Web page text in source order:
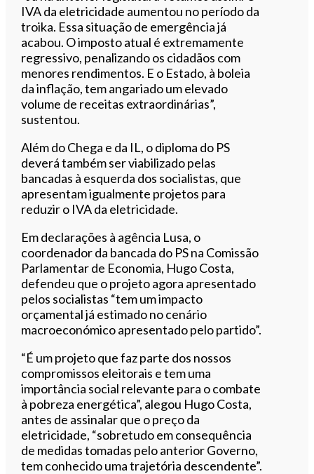
IVA da eletricidade aumentou no período da
troika. Essa situação de emergência já
acabou. O imposto atual é extremamente
regressivo, penalizando os cidadãos com
menores rendimentos. E o Estado, à boleia
da inflação, tem angariado um elevado
volume de receitas extraordinárias”,
sustentou.
Além do Chega e da IL, o diploma do PS
deverá também ser viabilizado pelas
bancadas à esquerda dos socialistas, que
apresentam igualmente projetos para
reduzir o IVA da eletricidade.
Em declarações à agência Lusa, o
coordenador da bancada do PS na Comissão
Parlamentar de Economia, Hugo Costa,
defendeu que o projeto agora apresentado
pelos socialistas “tem um impacto
orçamental já estimado no cenário
macroeconómico apresentado pelo partido”.
“É um projeto que faz parte dos nossos
compromissos eleitorais e tem uma
importância social relevante para o combate
à pobreza energética”, alegou Hugo Costa,
antes de assinalar que o preço da
eletricidade, “sobretudo em consequência
de medidas tomadas pelo anterior Governo,
tem conhecido uma trajetória descendente”.